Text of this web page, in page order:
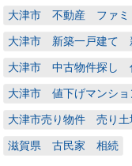
大津市 不動産 ファミ
大津市 新築一戸建て
大津市 中古物件探し
大津市 値下げマンシ
大津市売り物件 売り
滋賀県 古民家 相続